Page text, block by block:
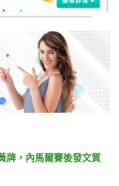
牌，內馬爾賽後發文質